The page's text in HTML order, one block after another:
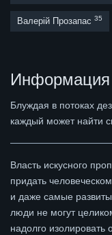
Валерій Прозапас 35
Информация
Блуждая в потоках
каждый может найти
Власть искусного
придать
и даже самые
люди не могут
надолго изолировать